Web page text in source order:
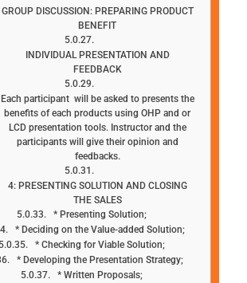
GROUP DISCUSSION: PREPARING PRODUCT
BENEFIT
INDIVIDUAL PRESENTATION AND
FEEDBACK
Each participant will be asked to presents the
benefits of each products using OHP and or
LCD presentation tools. Instructor and the
participants will give their opinion and
feedbacks.
4: PRESENTING SOLUTION AND CLOSING
THE SALES
* Presenting Solution;
* Deciding on the Value-added Solution;
* Checking for Viable Solution;
* Developing the Presentation Strategy;
* Written Proposals;